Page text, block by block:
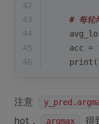
42
43
# 每轮
44
45
    acc =
46
print (
注意
hot， argmax 得